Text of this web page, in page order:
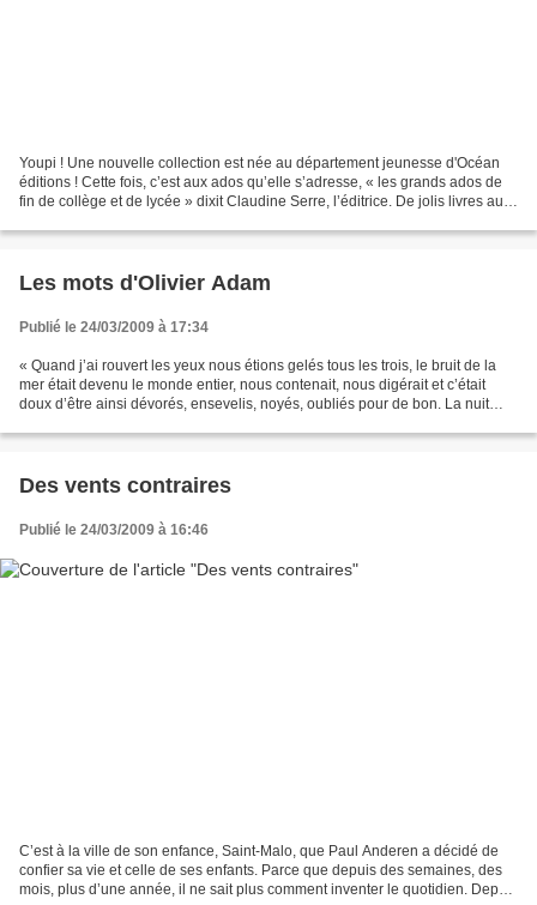
Youpi ! Une nouvelle collection est née au département jeunesse d'Océan
éditions ! Cette fois, c’est aux ados qu’elle s’adresse, « les grands ados de
fin de collège et de lycée » dixit Claudine Serre, l’éditrice. De jolis livres au
Les mots d'Olivier Adam
Publié le 24/03/2009 à 17:34
« Quand j’ai rouvert les yeux nous étions gelés tous les trois, le bruit de la
mer était devenu le monde entier, nous contenait, nous digérait et c’était
doux d’être ainsi dévorés, ensevelis, noyés, oubliés pour de bon. La nuit
Des vents contraires
Publié le 24/03/2009 à 16:46
C’est à la ville de son enfance, Saint-Malo, que Paul Anderen a décidé de
confier sa vie et celle de ses enfants. Parce que depuis des semaines, des
mois, plus d’une année, il ne sait plus comment inventer le quotidien. Depuis